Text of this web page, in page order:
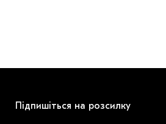
Підпишіться на розсилку